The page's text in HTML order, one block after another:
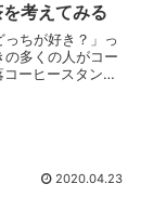
考えてみる
っちが好き？」っ
多くの人がコー
ーヒースタンド
2020.04.23